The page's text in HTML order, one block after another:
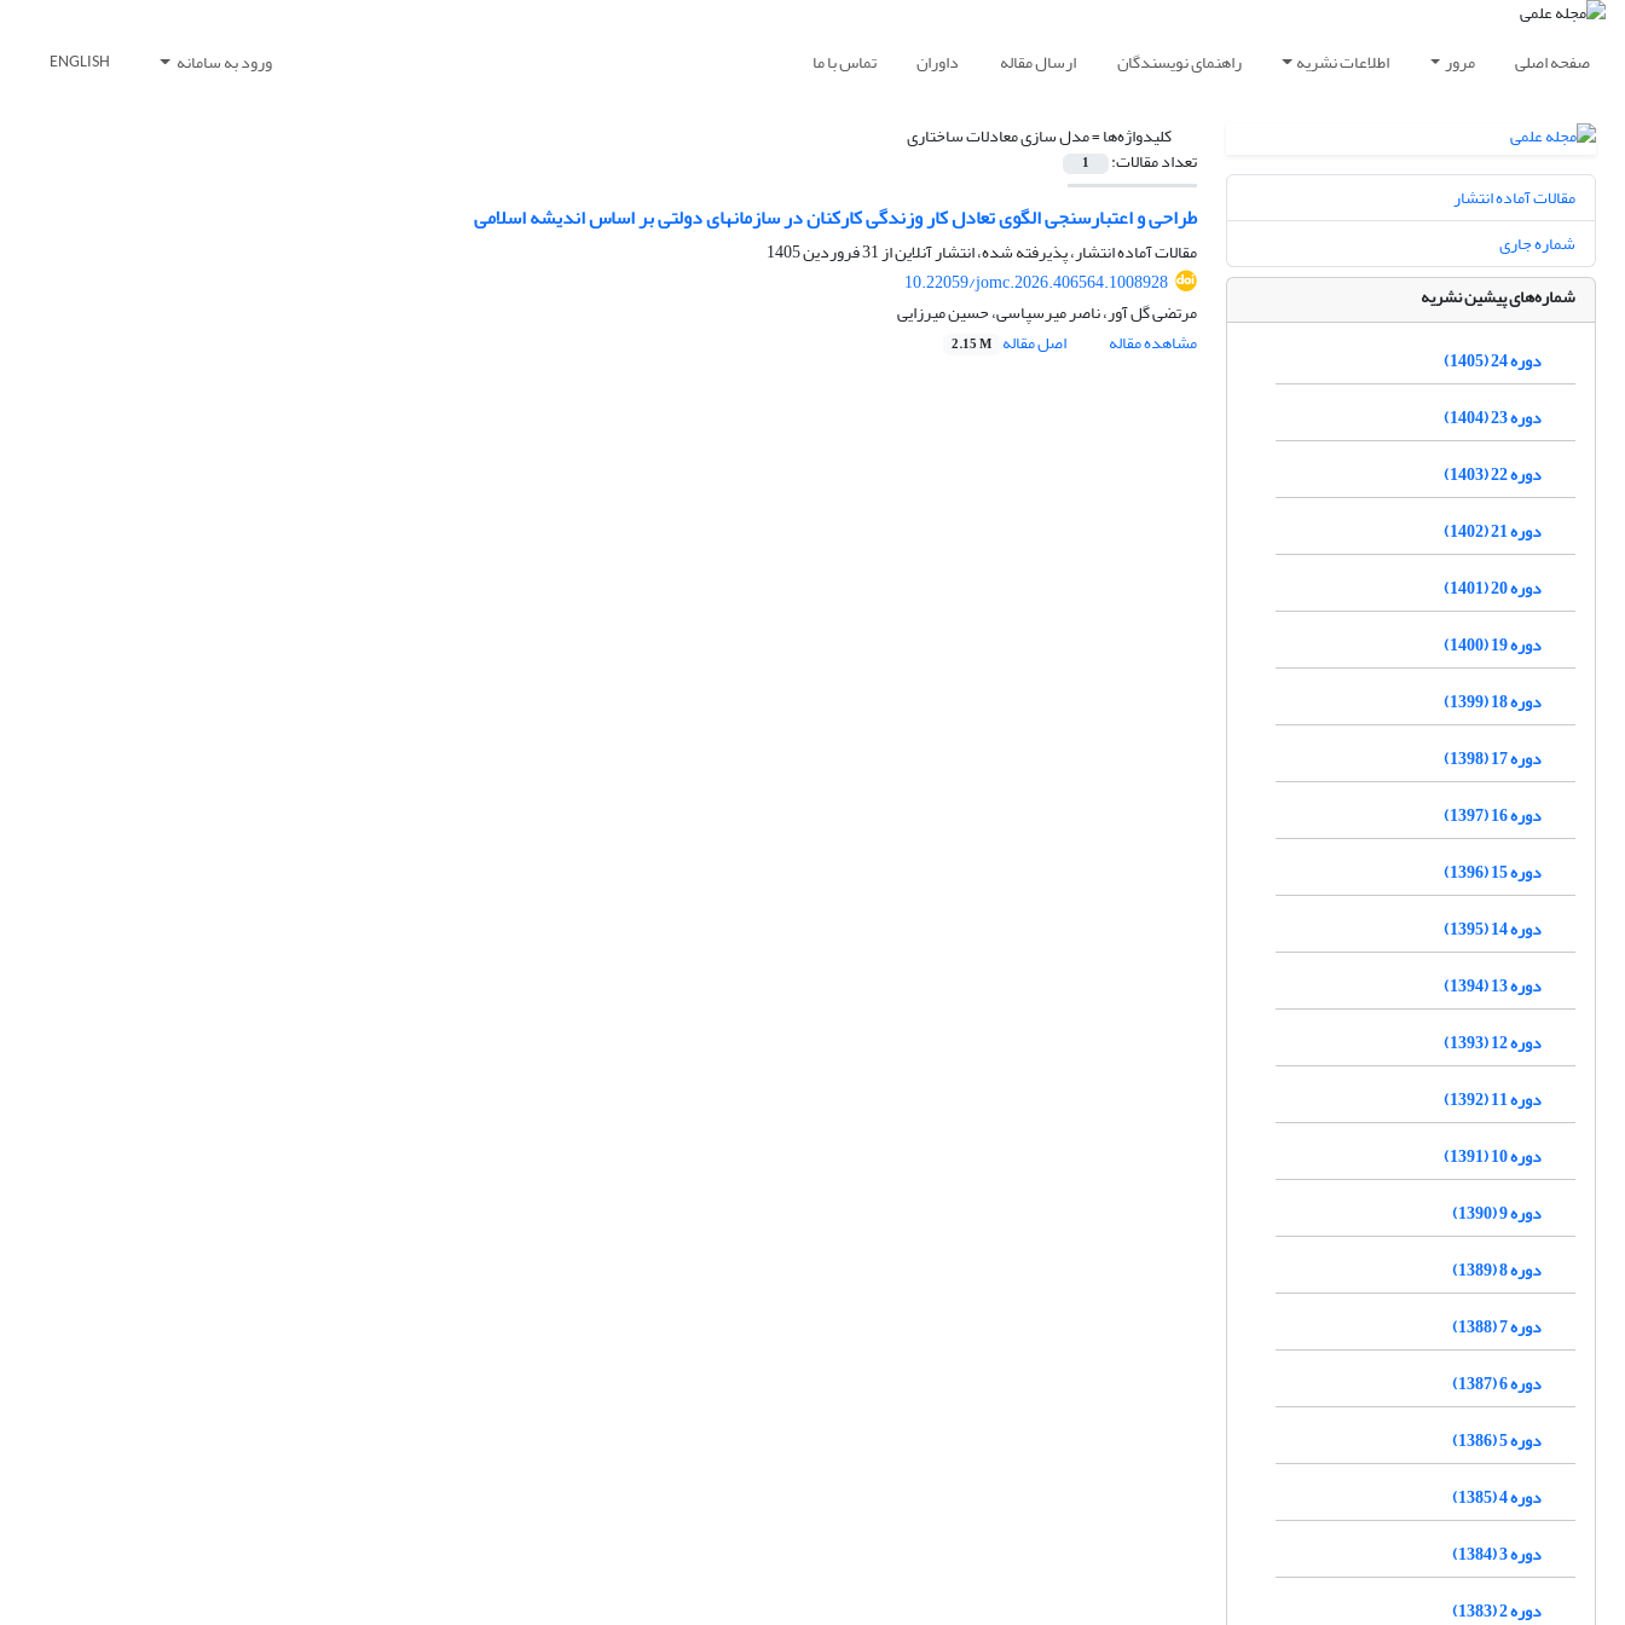
صفحه اصلی مرور اطلاعات نشریه راهنمای نویسندگان ارسال مقاله داوران تماس با ما ورود به سامانه ENGLISH
کلیدواژه‌ها =مدل سازی معادلات ساختاری
تعداد مقالات: 1
طراحی و اعتبارسنجی الگوی تعادل کار وزندگی کارکنان در سازمان‎های دولتی بر اساس اندیشه اسلامی
مقالات آماده انتشار، پذیرفته شده، انتشار آنلاین از31 فروردین 1405
10.22059/jomc.2026.406564.1008928
مرتضی گل آور، ناصر میرسپاسی، حسین میرزایی
مشاهده مقاله
اصل مقاله 2.15 M
مقالات آماده انتشار
شماره جاری
شماره‌های پیشین نشریه
دوره 24 (1405)
دوره 23 (1404)
دوره 22 (1403)
دوره 21 (1402)
دوره 20 (1401)
دوره 19 (1400)
دوره 18 (1399)
دوره 17 (1398)
دوره 16 (1397)
دوره 15 (1396)
دوره 14 (1395)
دوره 13 (1394)
دوره 12 (1393)
دوره 11 (1392)
دوره 10 (1391)
دوره 9 (1390)
دوره 8 (1389)
دوره 7 (1388)
دوره 6 (1387)
دوره 5 (1386)
دوره 4 (1385)
دوره 3 (1384)
دوره 2 (1383)